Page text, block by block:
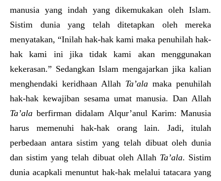
manusia yang indah yang dikemukakan oleh Islam.
Sistim dunia yang telah ditetapkan oleh mereka
menyatakan, “Inilah hak-hak kami maka penuhilah hak-
hak kami ini jika tidak kami akan menggunakan
kekerasan.” Sedangkan Islam mengajarkan jika kalian
menghendaki keridhaan Allah Ta’ala maka penuhilah
hak-hak kewajiban sesama umat manusia. Dan Allah
Ta’ala berfirman didalam Alqur’anul Karim: Manusia
harus memenuhi hak-hak orang lain. Jadi, itulah
perbedaan antara sistim yang telah dibuat oleh dunia
dan sistim yang telah dibuat oleh Allah Ta’ala. Sistim
dunia acapkali menuntut hak-hak melalui tatacara yang